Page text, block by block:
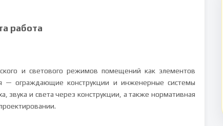
работа
и светового режимов помещений как элементов
— ограждающие конструкции и инженерные системы
звука и света через конструкции, а также нормативная